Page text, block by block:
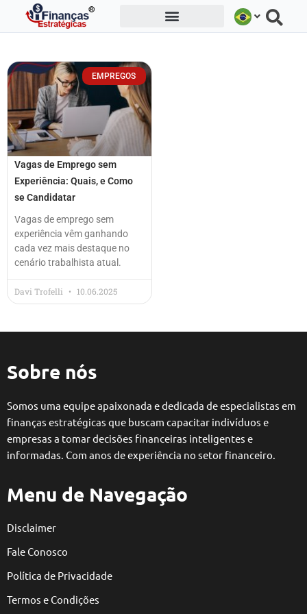
EMPREGOS
Vagas de Emprego sem
Experiência: Quais, e Como
se Candidatar
Vagas de emprego sem
experiência vêm ganhando
cada vez mais destaque no
cenário trabalhista atual.
Davi Trofelli 10.06.2025
Sobre nós
Somos uma equipe apaixonada e dedicada de especialistas em
finanças estratégicas que buscam capacitar indivíduos e
empresas a tomar decisões financeiras inteligentes e
informadas. Com anos de experiência no setor financeiro.
Menu de Navegação
Disclaimer
Fale Conosco
Política de Privacidade
Termos e Condições